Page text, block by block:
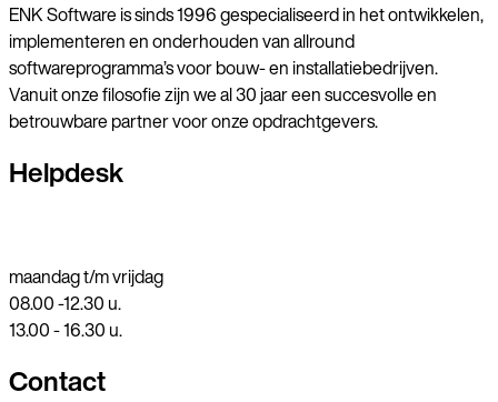
ENK Software is sinds 1996 gespecialiseerd in het ontwikkelen,
implementeren en onderhouden van allround
softwareprogramma’s voor bouw- en installatiebedrijven.
Vanuit onze filosofie zijn we al 30 jaar een succesvolle en
betrouwbare partner voor onze opdrachtgevers.
Helpdesk
maandag t/m vrijdag
08.00 -12.30 u.
13.00 - 16.30 u.
Contact